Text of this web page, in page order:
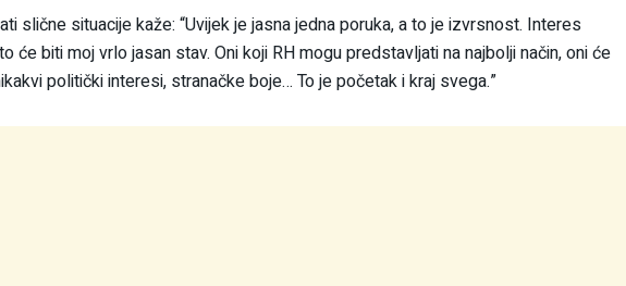
slične situacije kaže: “Uvijek je jasna jedna poruka, a to je izvrsnost. Interes
će biti moj vrlo jasan stav. Oni koji RH mogu predstavljati na najbolji način, oni će
politički interesi, stranačke boje… To je početak i kraj svega.”